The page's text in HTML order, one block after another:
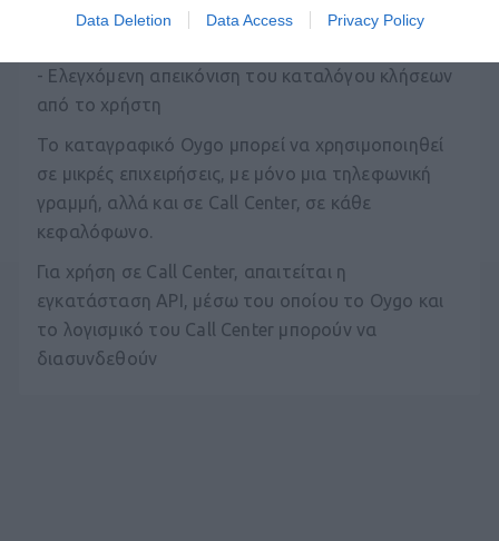
Data Deletion Data Access Privacy Policy
- Αυτόματη ανανέωση του καταλόγου κλήσεων
- Ελεγχόμενη απεικόνιση του καταλόγου κλήσεων
από το χρήστη
Το καταγραφικό Oygo μπορεί να χρησιμοποιηθεί
σε μικρές επιχειρήσεις, με μόνο μια τηλεφωνική
γραμμή, αλλά και σε Call Center, σε κάθε
κεφαλόφωνο.
Για χρήση σε Call Center, απαιτείται η
εγκατάσταση API, μέσω του οποίου το Oygo και
το λογισμικό του Call Center μπορούν να
διασυνδεθούν